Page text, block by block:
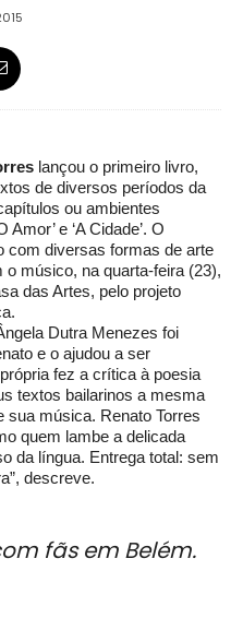
lançou o primeiro livro,
de diversos períodos da
ou ambientes
Amor’ e ‘A Cidade’. O
com diversas formas de arte
músico, na quarta-feira (23),
das Artes, pelo projeto
Dutra Menezes foi
e o ajudou a ser
fez a crítica à poesia
textos bailarinos a mesma
sua música. Renato Torres
quem lambe a delicada
da língua. Entrega total: sem
descreve.
fãs em Belém.